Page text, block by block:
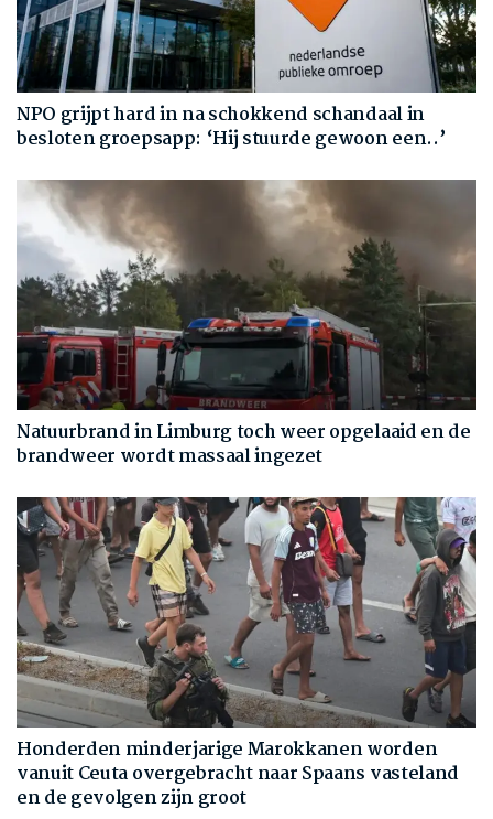
NPO grijpt hard in na schokkend schandaal in
besloten groepsapp: ‘Hij stuurde gewoon een..’
Natuurbrand in Limburg toch weer opgelaaid en de
brandweer wordt massaal ingezet
Honderden minderjarige Marokkanen worden
vanuit Ceuta overgebracht naar Spaans vasteland
en de gevolgen zijn groot